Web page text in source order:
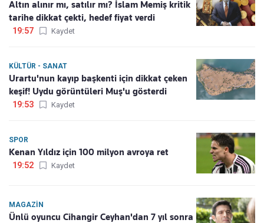
Altın alınır mı, satılır mı? İslam Memiş kritik
tarihe dikkat çekti, hedef fiyat verdi
19:57 Kaydet
KÜLTÜR - SANAT
Urartu'nun kayıp başkenti için dikkat çeken
keşif! Uydu görüntüleri Muş'u gösterdi
19:53 Kaydet
SPOR
Kenan Yıldız için 100 milyon avroya ret
19:52 Kaydet
MAGAZIN
Ünlü oyuncu Cihangir Ceyhan'dan 7 yıl sonra